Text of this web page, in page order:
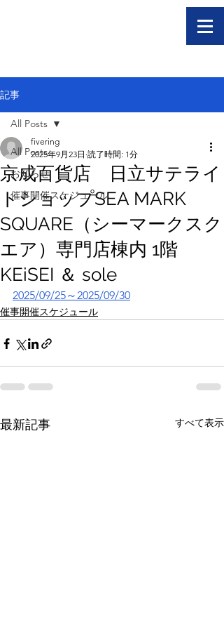
記事
All Posts
お知らせ
催事開催スケジュール
All Posts
京成百貨店 日立サテライ
トショップSEA MARK
SQUARE（シーマークスク
エア）専門店棟内 1階
KEiSEI ＆ sole
fivering
2025年9月23日 読了時間: 1分
2025/09/25～2025/09/30
催事開催スケジュール
最新記事 すべて表示